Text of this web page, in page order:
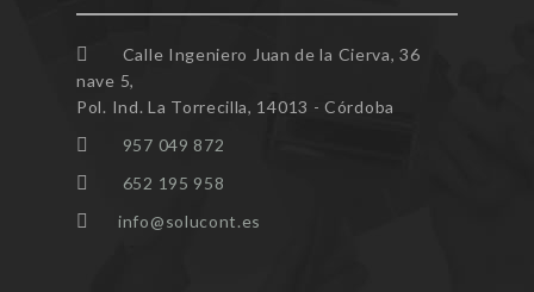
Calle Ingeniero Juan de la Cierva, 36
nave 5,
Pol. Ind. La Torrecilla, 14013 - Córdoba
957 049 872
652 195 958
info@solucont.es